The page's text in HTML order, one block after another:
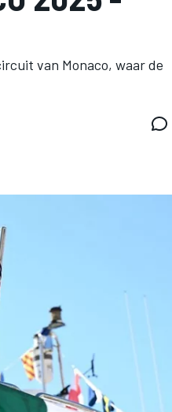
van Monaco, waar de